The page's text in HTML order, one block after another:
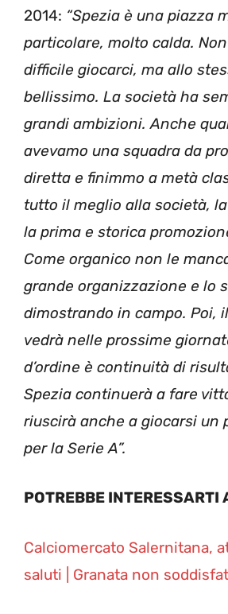
2014: “Spezia è una piazza
particolare, molto calda.
difficile giocarci, ma allo
bellissimo. La società ha
grandi ambizioni. Anche
avevamo una squadra da
diretta e finimmo a metà
tutto il meglio alla società,
la prima e storica
Come organico non le
grande organizzazione e lo
dimostrando in campo. Poi,
vedrà nelle prossime
d’ordine è continuità di
Spezia continuerà a fare
riuscirà anche a giocarsi un
per la Serie A”.
POTREBBE INTERESSARTI
Calciomercato Salernitana,
saluti | Granata non